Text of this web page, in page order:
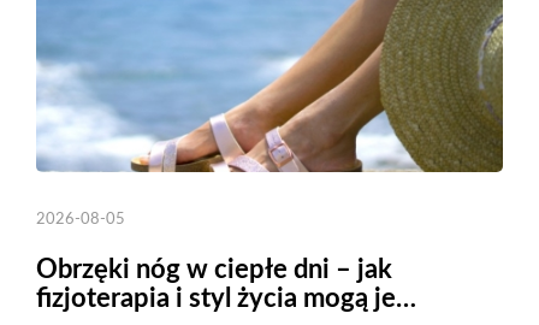
2026-08-05
Obrzęki nóg w ciepłe dni – jak
fizjoterapia i styl życia mogą je